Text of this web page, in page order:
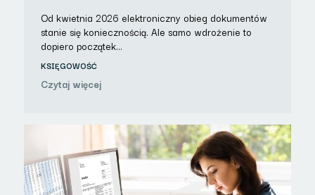
Od kwietnia 2026 elektroniczny obieg dokumentów
stanie się koniecznością. Ale samo wdrożenie to
dopiero początek…
KSIĘGOWOŚĆ
Czytaj więcej